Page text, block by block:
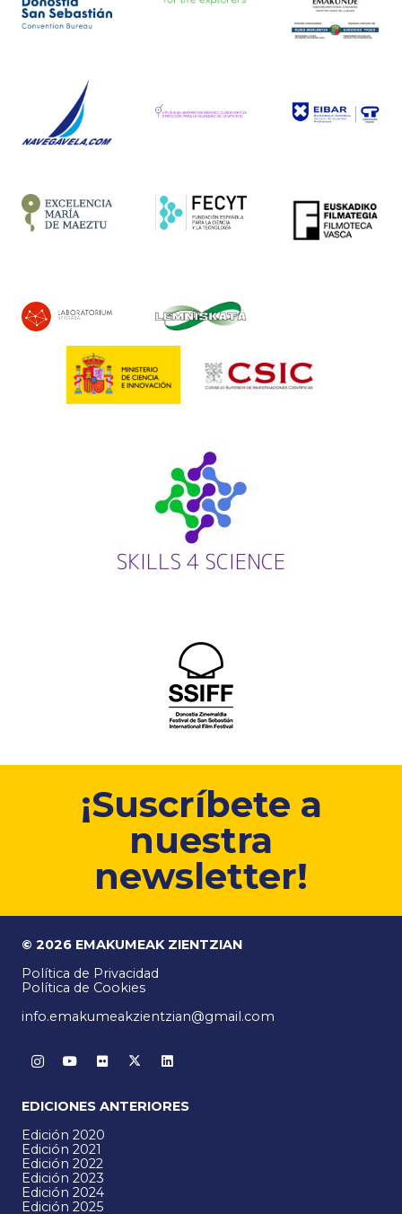
¡Suscríbete a
nuestra
newsletter!
© 2026 EMAKUMEAK ZIENTZIAN
Política de Privacidad
Política de Cookies
info.emakumeakzientzian@gmail.com
EDICIONES ANTERIORES
Edición 2020
Edición 2021
Edición 2022
Edición 2023
Edición 2024
Edición 2025